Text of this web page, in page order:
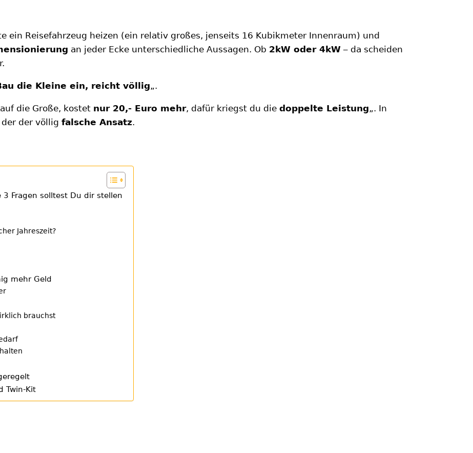
ein Reisefahrzeug heizen (ein relativ großes, jenseits 16 Kubikmeter Innenraum) und
an jeder Ecke unterschiedliche Aussagen. Ob 2kW oder 4kW – da scheiden
die Kleine ein, reicht völlig„.
die Große, kostet nur 20,- Euro mehr, dafür kriegst du die doppelte Leistung„. In
der völlig falsche Ansatz.
Fragen solltest Du dir stellen
Jahreszeit?
mehr Geld
brauchst
Twin-Kit